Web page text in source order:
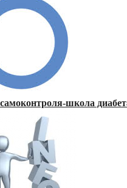
школа